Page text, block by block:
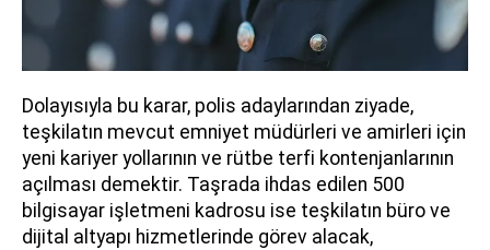
Dolayısıyla bu karar, polis adaylarından ziyade,
teşkilatın mevcut emniyet müdürleri ve amirleri için
yeni kariyer yollarının ve rütbe terfi kontenjanlarının
açılması demektir. Taşrada ihdas edilen 500
bilgisayar işletmeni kadrosu ise teşkilatın büro ve
dijital altyapı hizmetlerinde görev alacak,